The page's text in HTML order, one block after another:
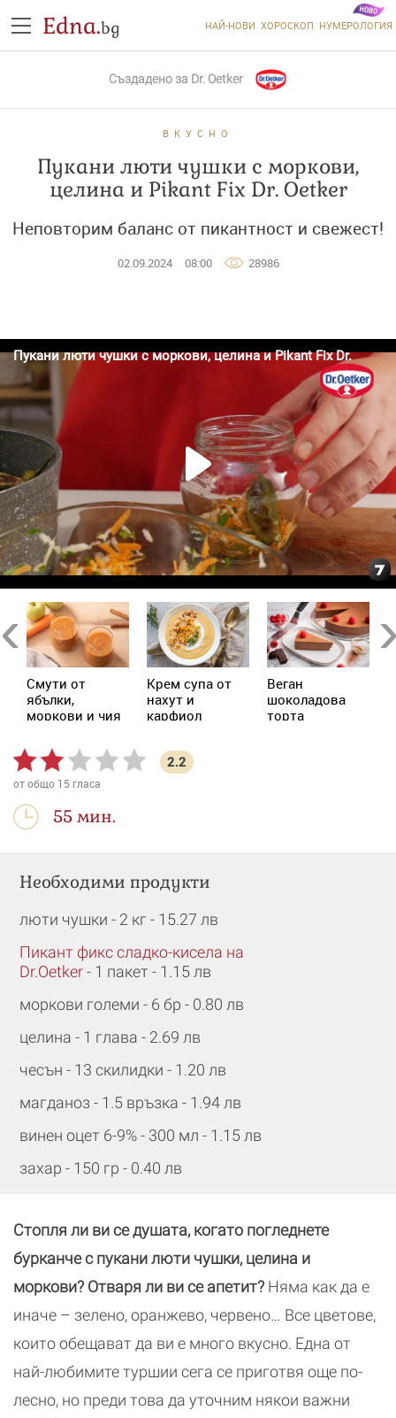
Edna.bg НАЙ-НОВИ ХОРОСКОП НУМЕРОЛОГИЯ
Създадено за Dr. Oetker
ВКУСНО
Пукани люти чушки с моркови,
целина и Pikant Fix Dr. Oetker
Неповторим баланс от пикантност и свежест!
02.09.2024 08:00 28986
Смути от
ябълки,
моркови и чия
Крем супа от
нахут и
карфиол
Веган
шоколадова
торта
2.2
от общо 15 гласа
55 мин.
Необходими продукти
люти чушки - 2 кг - 15.27 лв
Пикант фикс сладко-кисела на
Dr.Oetker- 1 пакет - 1.15 лв
моркови големи - 6 бр - 0.80 лв
целина - 1 глава - 2.69 лв
чесън - 13 скилидки - 1.20 лв
магданоз - 1.5 връзка - 1.94 лв
винен оцет 6-9% - 300 мл - 1.15 лв
захар - 150 гр - 0.40 лв
Стопля ли ви се душата, когато погледнете
бурканче с пукани люти чушки, целина и
моркови? Отваря ли ви се апетит? Няма как да е
иначе – зелено, оранжево, червено… Все цветове,
които обещават да ви е много вкусно. Една от
най-любимите туршии сега се приготвя още по-
лесно, но преди това да уточним някои важни